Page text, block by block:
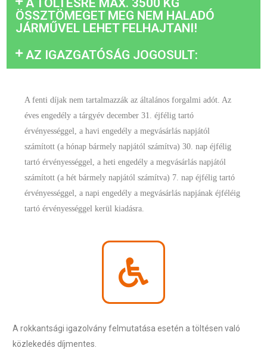
A TÖLTÉSRE MAX. 3500 KG
ÖSSZTÖMEGET MEG NEM HALADÓ
JÁRMŰVEL LEHET FELHAJTANI!
AZ IGAZGATÓSÁG JOGOSULT:
A fenti díjak nem tartalmazzák az általános forgalmi adót. Az
éves engedély a tárgyév december 31. éjfélig tartó
érvényességgel, a havi engedély a megvásárlás napjától
számított (a hónap bármely napjától számítva) 30. nap éjfélig
tartó érvényességgel, a heti engedély a megvásárlás napjától
számított (a hét bármely napjától számítva) 7. nap éjfélig tartó
érvényességgel, a napi engedély a megvásárlás napjának éjféléig
tartó érvényességgel kerül kiadásra.
A rokkantsági igazolvány felmutatása esetén a töltésen való
közlekedés díjmentes.